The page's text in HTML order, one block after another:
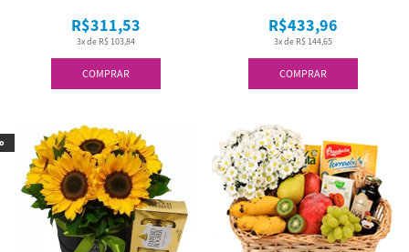
COMPRAR
3x de R$ 103,84
R$311,53
COMPRAR
3x de R$ 144,65
R$433,96